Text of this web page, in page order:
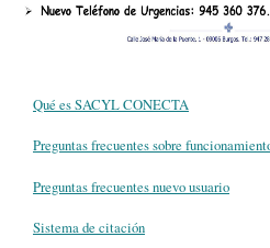
Qué es SACYL CONECTA
Preguntas frecuentes sobre
Preguntas frecuentes nuevo usuario
Sistema de citación